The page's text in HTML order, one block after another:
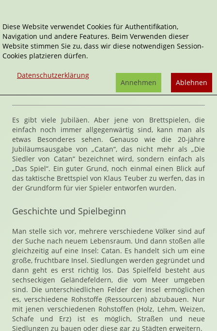
Home Spiele Catan - Das Spiel
Catan
Catan - Das Spiel
Es gibt viele Jubiläen. Aber jene von Brettspielen, die
einfach noch immer allgegenwärtig sind, kann man als
etwas Besonderes sehen. Genauso wie die 20-jähre
Jubiläumsausgabe von „Catan“, das nicht mehr als „Die
Siedler von Catan“ bezeichnet wird, sondern einfach als
„Das Spiel“. Ein guter Grund, noch einmal einen Blick auf
das taktische Brettspiel von Klaus Teuber zu werfen, das in
der Grundform für vier Spieler entworfen wurden.
Geschichte und Spielbeginn
Man stelle sich vor, mehrere verschiedene Völker sind auf
der Suche nach neuem Lebensraum. Und dann stoßen alle
gleichzeitig auf eine Insel: Catan. Es handelt sich um eine
große, fruchtbare Insel. Siedlungen werden gegründet und
dann geht es erst richtig los. Das Spielfeld besteht aus
sechseckigen Geländefeldern, die vom Meer umgeben
sind. Die unterschiedlichen Felder der Insel ermöglichen
es, verschiedene Rohstoffe (Ressourcen) abzubauen. Nur
mit jenen verschiedenen Rohstoffen (Holz, Lehm, Weizen,
Schafe und Erz) ist es möglich, Straßen und neue
Siedlungen zu bauen oder diese gar zu Städten erweitern.
Diese Website verwendet Cookies für Authentifikation,
Navigation und andere Features. Beim Verwenden dieser
Website stimmen Sie zu, dass wir diese notwendigen Session-
Cookies platzieren dürfen.
Datenschutzerklärung
Ablehnen
Annehmen